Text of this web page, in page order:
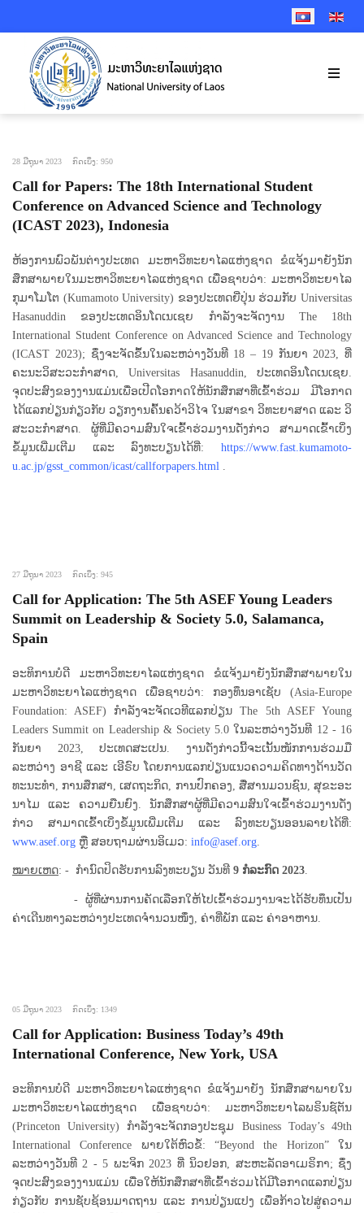
SELECT YOUR
28 ມີຖຸນາ 2023 ກົດເບິ່ງ: 950
Call for Papers: The 18th International Student
Conference on Advanced Science and Technology
(ICAST 2023), Indonesia
ຫ້ອງການພົວພັນຕ່າງປະເທດ ມະຫາວິທະຍາໄລແຫ່ງຊາດ ຂໍແຈ້ງມາຍັງນັກ
ສຶກສາພາຍໃນມະຫາວິທະຍາໄລແຫ່ງຊາດ ເພື່ອຊາບວ່າ: ມະຫາວິທະຍາໄລ
ກຸມາໂມໂຕ (Kumamoto University) ຂອງປະເທດຍີ່ປຸ່ນ ຮ່ວມກັບ Universitas
Hasanuddin ຂອງປະເທດອິນໂດເນເຊຍ ກໍາລັງຈະຈັດງານ The 18th
International Student Conference on Advanced Science and Technology
(ICAST 2023); ຊຶ່ງຈະຈັດຂຶ້ນໃນລະຫວ່າງວັນທີ 18 – 19 ກັນຍາ 2023, ທີ່
ຄະນະວິສະວະກໍາສາດ, Universitas Hasanuddin, ປະເທດອິນໂດເນເຊຍ.
ຈຸດປະສົງຂອງງານແມ່ນເພື່ອເປີດໂອກາດໃຫ້ນັກສຶກສາທີ່ເຂົ້າຮ່ວມ ມີໂອກາດ
ໄດ້ແລກປ່ຽນກ່ຽວກັບ ວຽກງານຄົ້ນຄວ້າວິໄຈ ໃນສາຂາ ວິທະຍາສາດ ແລະ ວິ
ສະວະກໍາສາດ. ຜູ້ທີ່ມີຄວາມສົນໃຈເຂົ້າຮ່ວມງານດັ່ງກ່າວ ສາມາດເຂົ້າເບິ່ງ
ຂໍ້ມູນເພີ່ມເຕີມ ແລະ ລົງທະບຽນໄດ້ທີ່: https://www.fast.kumamoto-
u.ac.jp/gsst_common/icast/callforpapers.html .
27 ມີຖຸນາ 2023 ກົດເບິ່ງ: 945
Call for Application: The 5th ASEF Young Leaders
Summit on Leadership & Society 5.0, Salamanca,
Spain
ອະທິການບໍດີ ມະຫາວິທະຍາໄລແຫ່ງຊາດ ຂໍແຈ້ງມາຍັງນັກສຶກສາພາຍໃນ
ມະຫາວິທະຍາໄລແຫ່ງຊາດ ເພື່ອຊາບວ່າ: ກອງທຶນອາເຊັບ (Asia-Europe
Foundation: ASEF) ກໍາລັງຈະຈັດເວທີແລກປ່ຽນ The 5th ASEF Young
Leaders Summit on Leadership & Society 5.0 ໃນລະຫວ່າງວັນທີ 12 - 16
ກັນຍາ 2023, ປະເທດສະເປນ. ງານດັ່ງກ່າວນີ້ຈະເນັ້ນໜັກການຮ່ວມມື
ລະຫວ່າງ ອາຊີ ແລະ ເອີຣົບ ໂດຍການແລກປ່ຽນແນວຄວາມຄິດທາງດ້ານວັດ
ທະນະທໍາ, ການສຶກສາ, ເສດຖະກິດ, ການປົກຄອງ, ສື່ສານມວນຊົນ, ສຸຂະອະ
ນາໄມ ແລະ ຄວາມຍືນຍົງ. ນັກສຶກສາຜູ້ທີ່ມີຄວາມສົນໃຈເຂົ້າຮ່ວມງານດັ່ງ
ກ່າວ ສາມາດເຂົ້າເບິ່ງຂໍ້ມູນເພີ່ມເຕີມ ແລະ ລົງທະບຽນອອນລາຍໄດ້ທີ່:
www.asef.org ຫຼື ສອບຖາມຜ່ານອິເມວ: info@asef.org
ໝາຍເຫດ: - ກໍານົດປິດຮັບການລົງທະບຽນ ວັນທີ 9 ກໍລະກົດ 2023.
- ຜູ້ທີ່ຜ່ານການຄັດເລືອກໃຫ້ໄປເຂົ້າຮ່ວມງານຈະໄດ້ຮັບທຶນເປັນ
ຄ່າເດີນທາງລະຫວ່າງປະເທດຈໍານວນໜຶ່ງ, ຄ່າທີ່ພັກ ແລະ ຄ່າອາຫານ.
05 ມີຖຸນາ 2023 ກົດເບິ່ງ: 1349
Call for Application: Business Today’s 49th
International Conference, New York, USA
ອະທິການບໍດີ ມະຫາວິທະຍາໄລແຫ່ງຊາດ ຂໍແຈ້ງມາຍັງ ນັກສຶກສາພາຍໃນ
ມະຫາວິທະຍາໄລແຫ່ງຊາດ ເພື່ອຊາບວ່າ: ມະຫາວິທະຍາໄລພຣິນຊ໌ຕັນ
(Princeton University) ກຳລັງຈະຈັດກອງປະຊຸມ Business Today’s 49th
International Conference ພາຍໃຕ້ຫົວຂໍ້: “Beyond the Horizon” ໃນ
ລະຫວ່າງວັນທີ 2 - 5 ພະຈິກ 2023 ທີ່ ນິວຢອກ, ສະຫະລັດອາເມຣິກາ; ຊຶ່ງ
ຈຸດປະສົງຂອງງານແມ່ນ ເພື່ອໃຫ້ນັກສຶກສາທີ່ເຂົ້າຮ່ວມໄດ້ມີໂອກາດແລກປ່ຽນ
ກ່ຽວກັບ ການຊັບຊ້ອນມາດຖານ ແລະ ການປ່ຽນແປງ ເພື່ອກ້າວໄປສູ່ຄວາມ